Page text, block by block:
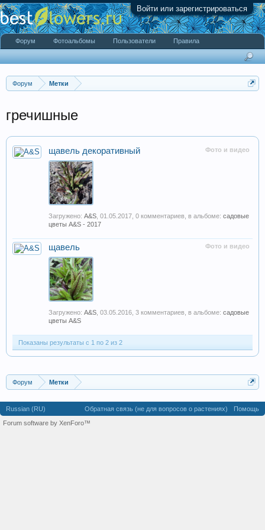
Войти или зарегистрироваться
Форум Метки
гречишные
Фото и видео
щавель декоративный
Загружено: A&S 01.05.2017 , 0 комментариев, в альбоме: садовые
цветы A&S - 2017
Фото и видео
щавель
Загружено: A&S 03.05.2016 , 3 комментариев, в альбоме: садовые
цветы A&S
Показаны результаты с 1 по 2 из 2
Форум Метки
Форум Фотоальбомы Пользователи Правила
Russian (RU) Обратная связь (не для вопросов о растениях)
Помощь
Forum software by XenForo™